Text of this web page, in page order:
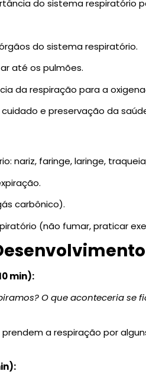
do sistema respiratório
do sistema respiratório.
até os pulmões.
da respiração para a
e preservação da
nariz, faringe, laringe,
carbônico).
(não fumar, praticar
min):
O que aconteceria se
prendem a respiração por